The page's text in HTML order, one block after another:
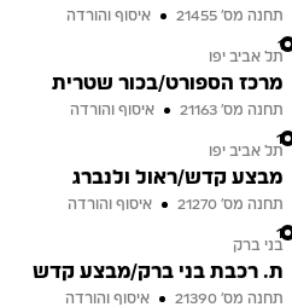
תחנה מס׳ 21455
איסוף והורדה
11
תל אביב יפו
מרכז הספורט/בכור שטרית
תחנה מס׳ 21163
איסוף והורדה
12
תל אביב יפו
מבצע קדש/ראול ולנברג
תחנה מס׳ 21270
איסוף והורדה
13
בני ברק
ת. רכבת בני ברק/מבצע קדש
תחנה מס׳ 21390
איסוף והורדה